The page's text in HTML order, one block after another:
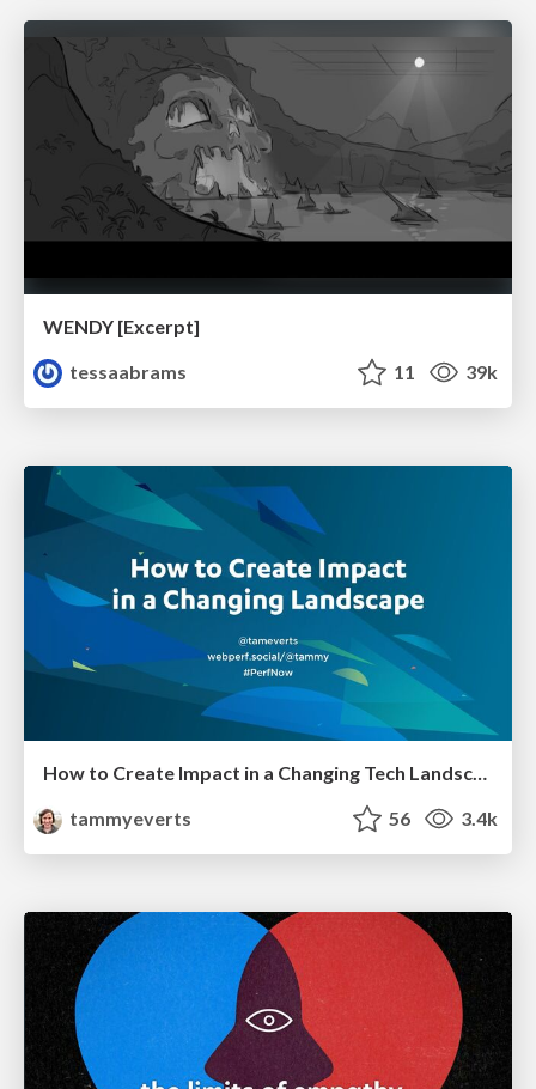
WENDY [Excerpt]
tessaabrams
11 39k
tammyeverts
56 3.4k